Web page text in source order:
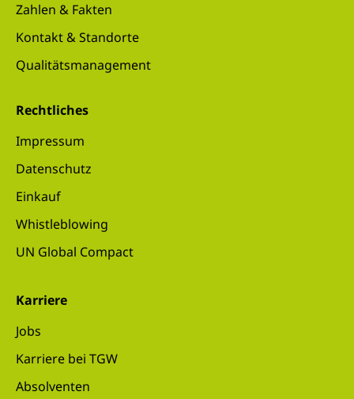
Zahlen & Fakten
Kontakt & Standorte
Qualitätsmanagement
Rechtliches
Impressum
Datenschutz
Einkauf
Whistleblowing
UN Global Compact
Karriere
Jobs
Karriere bei TGW
Absolventen